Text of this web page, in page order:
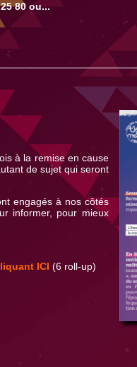
80 ou...
à la remise en cause
de sujet qui seront
engagés à nos côtés
informer, pour mieux
ICI (6 roll-up)